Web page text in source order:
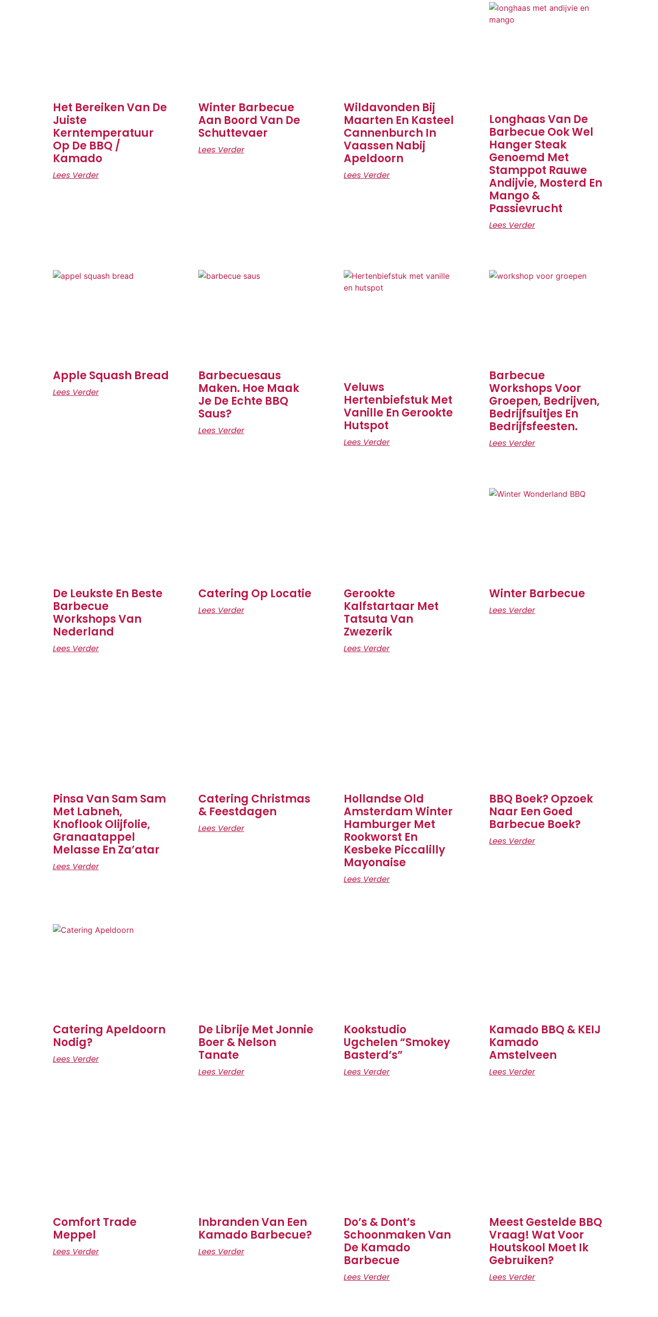
Het Bereiken Van De
Juiste
Kerntemperatuur
Op De BBQ /
Kamado
Lees Verder
Winter Barbecue
Aan Boord Van De
Schuttevaer
Lees Verder
Wildavonden Bij
Maarten En Kasteel
Cannenburch In
Vaassen Nabij
Apeldoorn
Lees Verder
Longhaas Van De
Barbecue Ook Wel
Hanger Steak
Genoemd Met
Stamppot Rauwe
Andijvie, Mosterd En
Mango &
Passievrucht
Lees Verder
Apple Squash Bread
Lees Verder
Barbecuesaus
Maken. Hoe Maak
Je De Echte BBQ
Saus?
Lees Verder
Veluws
Hertenbiefstuk Met
Vanille En Gerookte
Hutspot
Lees Verder
Barbecue
Workshops Voor
Groepen, Bedrijven,
Bedrijfsuitjes En
Bedrijfsfeesten.
Lees Verder
De Leukste En Beste
Barbecue
Workshops Van
Nederland
Lees Verder
Catering Op Locatie
Lees Verder
Gerookte
Kalfstartaar Met
Tatsuta Van
Zwezerik
Lees Verder
Winter Barbecue
Lees Verder
Pinsa Van Sam Sam
Met Labneh,
Knoflook Olijfolie,
Granaatappel
Melasse En Za’atar
Lees Verder
Catering Christmas
& Feestdagen
Lees Verder
Hollandse Old
Amsterdam Winter
Hamburger Met
Rookworst En
Kesbeke Piccalilly
Mayonaise
Lees Verder
BBQ Boek? Opzoek
Naar Een Goed
Barbecue Boek?
Lees Verder
Catering Apeldoorn
Nodig?
Lees Verder
De Librije Met Jonnie
Boer & Nelson
Tanate
Lees Verder
Kookstudio
Ugchelen “Smokey
Basterd’s”
Lees Verder
Kamado BBQ & KEIJ
Kamado
Amstelveen
Lees Verder
Comfort Trade
Meppel
Lees Verder
Inbranden Van Een
Kamado Barbecue?
Lees Verder
Do’s & Dont’s
Schoonmaken Van
De Kamado
Barbecue
Lees Verder
Meest Gestelde BBQ
Vraag! Wat Voor
Houtskool Moet Ik
Gebruiken?
Lees Verder